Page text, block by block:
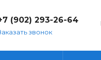
(902) 293-26-64
звонок